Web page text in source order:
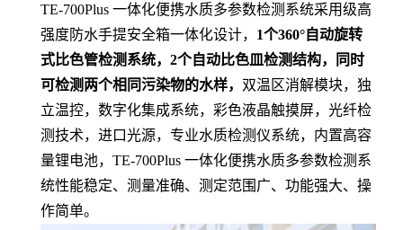
TE-700Plus 一体化便携水质多参数检测系统采用级高
强度防水手提安全箱一体化设计， 1个360°自动旋转
式比色管检测系统，2个自动比色皿检测结构，
同时
可检测两个相同污染物的水样， 双温区消解模块，独
立温控，数字化集成系统，彩色液晶触摸屏，光纤检
测技术，进口光源，专业水质检测仪系统，内置高容
量锂电池， TE-700Plus 一体化便携水质多参数检测系
统性能稳定、测量准确、测定范围广、功能强大、操
作简单。